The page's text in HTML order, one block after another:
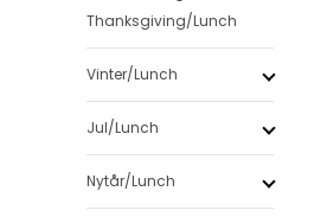
Thanksgiving/Lunch
Vinter/Lunch
Jul/Lunch
Nytår/Lunch